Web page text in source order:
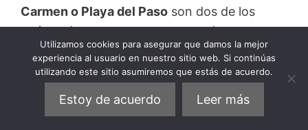
Carmen o Playa del Paso son dos de los
mejores lugares para pasar grandes
momentos bajo el sol de Lanzarote.
opción muy satisfactoria para aquellos que
Utilizamos cookies para asegurar que damos la mejor
experiencia al usuario en nuestro sitio web. Si continúas
utilizando este sitio asumiremos que estás de acuerdo.
Estoy de acuerdo Leer más